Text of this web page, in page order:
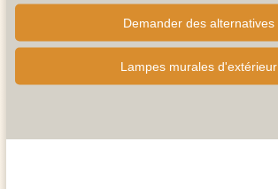
Demander des alternatives
Lampes murales d'extérieur